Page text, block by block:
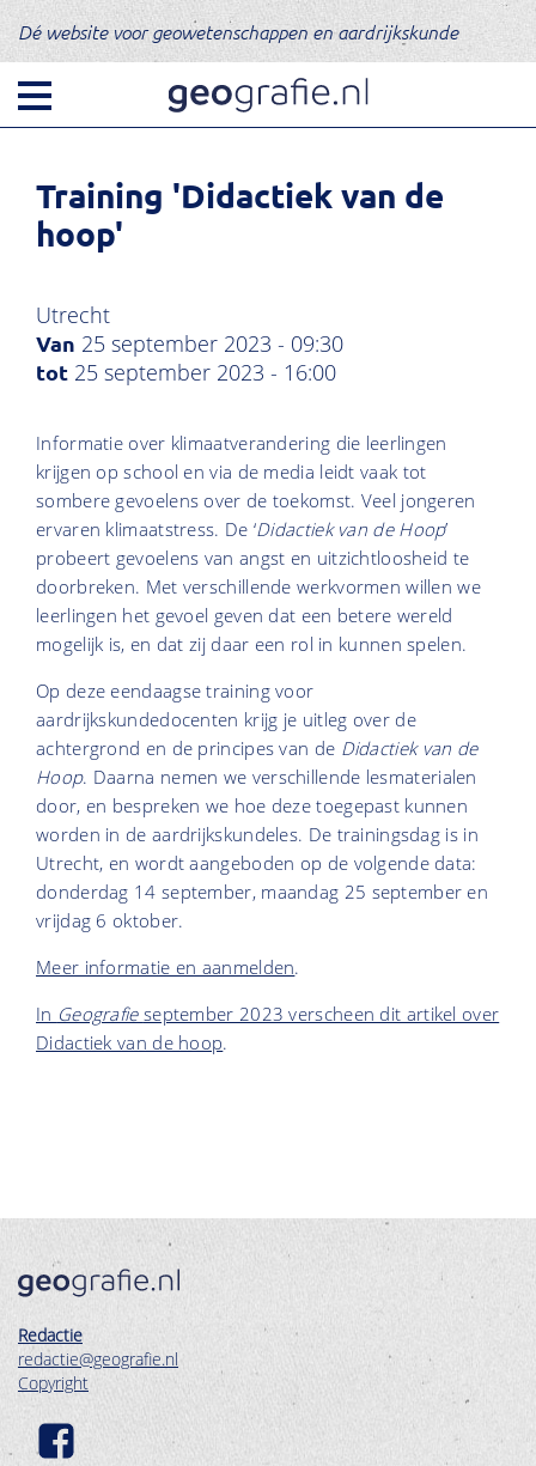
Dé website voor geowetenschappen en aardrijkskunde
Training 'Didactiek van de
hoop'
Utrecht
25 september 2023 - 09:30
25 september 2023 - 16:00
Informatie over klimaatverandering die leerlingen
krijgen op school en via de media leidt vaak tot
sombere gevoelens over de toekomst. Veel jongeren
ervaren klimaatstress. De ‘Didactiek van de Hoop’
probeert gevoelens van angst en uitzichtloosheid te
doorbreken. Met verschillende werkvormen willen we
leerlingen het gevoel geven dat een betere wereld
mogelijk is, en dat zij daar een rol in kunnen spelen.
Op deze eendaagse training voor
aardrijkskundedocenten krijg je uitleg over de
achtergrond en de principes van de Didactiek van de
Hoop. Daarna nemen we verschillende lesmaterialen
door, en bespreken we hoe deze toegepast kunnen
worden in de aardrijkskundeles. De trainingsdag is in
Utrecht, en wordt aangeboden op de volgende data:
donderdag 14 september, maandag 25 september en
vrijdag 6 oktober.
Meer informatie en aanmelden.
In Geografie september 2023 verscheen dit artikel over
Didactiek van de hoop.
Redactie
redactie@geografie.nl
Copyright